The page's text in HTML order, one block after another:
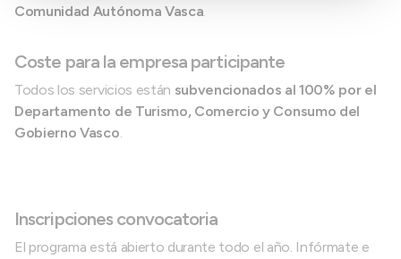
Comunidad Autónoma Vasca.
Coste para la empresa participante
Todos los servicios están subvencionados al 100% por el
Departamento de Turismo, Comercio y Consumo del
Gobierno Vasco.
Inscripciones convocatoria
El programa está abierto durante todo el año. Infórmate e